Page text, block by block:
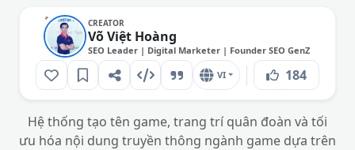
CREATOR
Võ Việt Hoàng
SEO Leader | Digital Marketer | Founder SEO GenZ
VI 184
Hệ thống tạo tên game, trang trí quân đoàn và tối
ưu hóa nội dung truyền thông ngành game dựa trên